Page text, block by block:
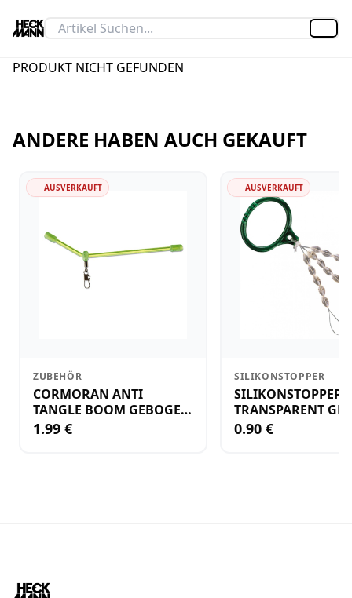
PRODUKT NICHT GEFUNDEN
ANDERE HABEN AUCH GEKAUFT
AUSVERKAUFT
ZUBEHÖR
CORMORAN ANTI
TANGLE BOOM GEBOGEN
12CM M.WIRBEL(PLASTIK)
1.99 €
AUSVERKAUFT
SILIKONSTOPPER
SILIKONSTOPPER
TRANSPARENT
KLEIN
0.90 €